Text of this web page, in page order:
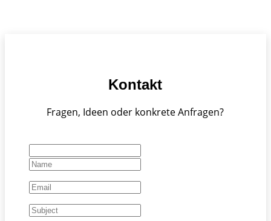
Kontakt
Fragen, Ideen oder konkrete Anfragen?